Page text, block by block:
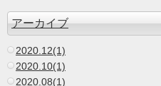
アーカイブ
2020.12(1)
2020.10(1)
2020.08(1)